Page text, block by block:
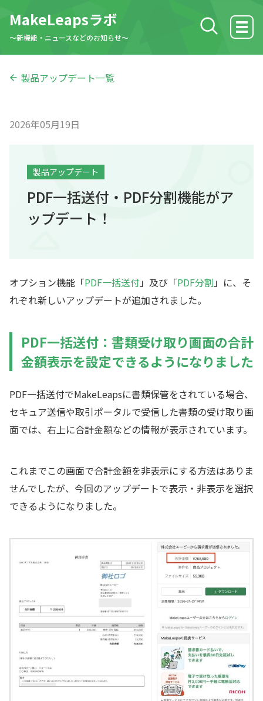
MakeLeapsラボ
〜新機能・ニュースなどのお知らせ〜
検索する
ニュース
製品アップデート一覧
2026年05月19日
製品アップデート
PDF一括送付・PDF分割機能がア
ップデート！
オプション機能「PDF一括送付」及び「PDF分割 」に、そ
れぞれ新しいアップデートが追加されました。
PDF一括送付：書類受け取り画面の合計
金額表示を設定できるようになりました
PDF一括送付でMakeLeapsに書類保管をされている場合、
セキュア送信や取引ポータルで受信した書類の受け取り画
面では、右上に合計金額などの情報が表示されています。
これまでこの画面で合計金額を非表示にする方法はありま
せんでしたが、今回のアップデートで表示・非表示を選択
できるようになりました。